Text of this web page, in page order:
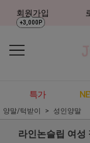
회원가입
+3,000P
특가
양말/턱받이 성인양말
라인논슬립 여성